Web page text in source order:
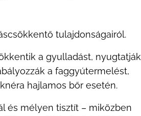
tulajdonságairól.
a gyulladást, nyugtatják
a faggyútermelést,
hajlamos bőr esetén.
és mélyen tisztít – miközben